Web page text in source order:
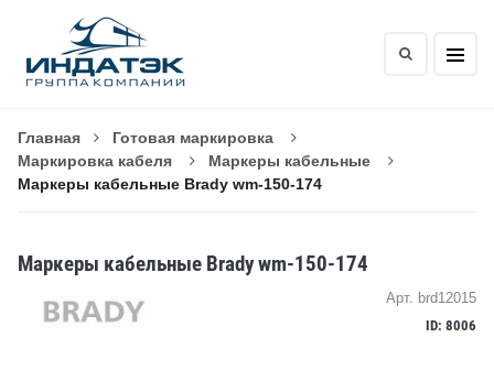
Главная
Готовая маркировка
Маркировка кабеля
Маркеры кабельные
Маркеры кабельные Brady wm-150-174
Маркеры кабельные Brady wm-150-174
Арт. brd12015
ID: 8006